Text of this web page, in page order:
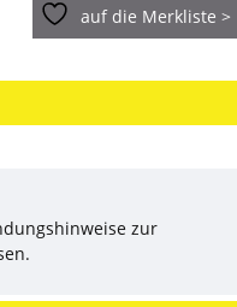
auf die Merkliste >
zur